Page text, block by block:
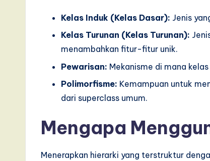
Kelas Induk (Kelas Dasar): Jenis
Kelas Turunan (Kelas Turunan):
menambahkan fitur-fitur unik.
Pewarisan: Mekanisme di mana
Polimorfisme: Kemampuan untuk
dari superclass umum.
Mengapa
Menerapkan hierarki yang terstruktur